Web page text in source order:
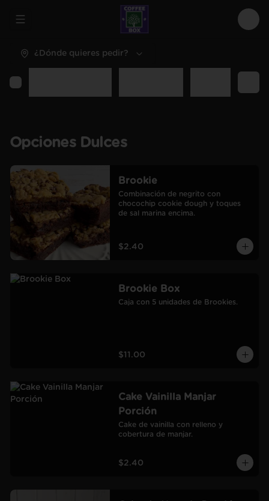
Abrir menu de navegación
¿Dónde quieres pedir?
Opciones Dulces
Brookie
Combinación de negrito con
chocochip cookie dough y toques
de sal marina encima.
$2.40
Brookie Box
Caja con 5 unidades de Brookies.
$11.00
Cake Vainilla Manjar
Porción
Cake de vainilla con relleno y
cobertura de manjar.
$2.40